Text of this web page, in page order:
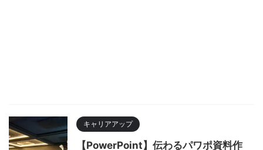
キャリアアップ
【PowerPoint】伝わるパワポ資料作